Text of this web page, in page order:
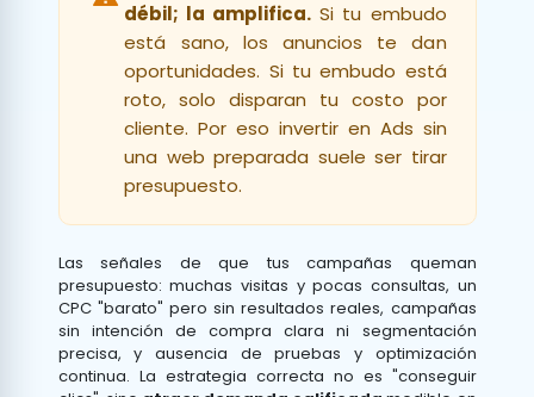
débil; la amplifica. Si tu embudo
está sano, los anuncios te dan
oportunidades. Si tu embudo está
roto, solo disparan tu costo por
cliente. Por eso invertir en Ads sin
una web preparada suele ser tirar
presupuesto.
Las señales de que tus campañas queman
presupuesto: muchas visitas y pocas consultas, un
CPC "barato" pero sin resultados reales, campañas
sin intención de compra clara ni segmentación
precisa, y ausencia de pruebas y optimización
continua. La estrategia correcta no es "conseguir